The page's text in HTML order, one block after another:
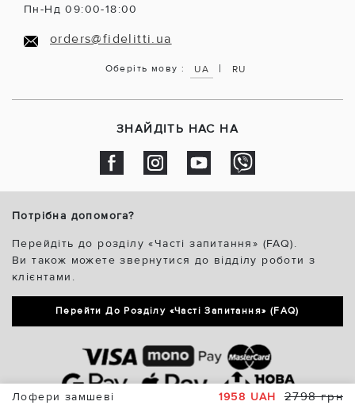
Лофери замшеві 1958 UAH 2798 грн
Пн-Нд 09:00-18:00
orders@fidelitti.ua
Оберіть мову : UA | RU
ЗНАЙДІТЬ НАС НА
Потрібна допомога?
Перейдіть до розділу «Часті запитання» (FAQ).
Ви також можете звернутися до відділу роботи з
клієнтами.
Перейти До Розділу «Часті Запитання» (FAQ)